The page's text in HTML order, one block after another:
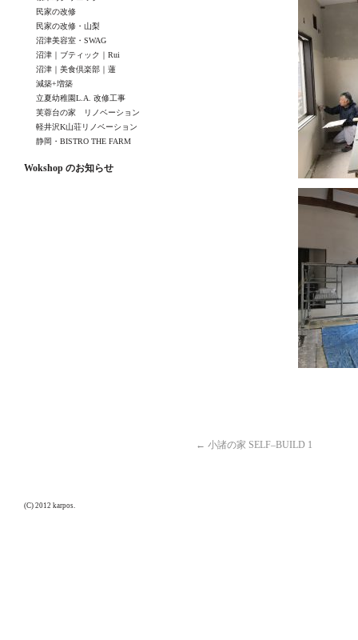
民家の改修
民家の改修・山梨
沼津美容室・SWAG
沼津｜ブティック｜Rui
沼津｜美食倶楽部｜蓮
減築+増築
立夏幼稚園L.A. 改修工事
芙蓉台の家 リノベーション
軽井沢K山荘リノベーション
静岡・BISTRO THE FARM
Wokshop のお知らせ
← 小諸の家 SELF–BUILD 1
(C) 2012 karpos.